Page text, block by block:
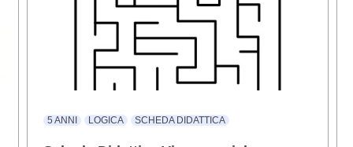
5 ANNI LOGICA SCHEDA DIDATTICA